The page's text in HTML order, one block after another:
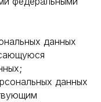
данных
данных